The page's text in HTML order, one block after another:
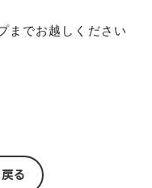
までお越しください
る